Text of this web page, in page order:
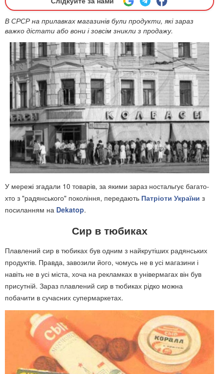
В СРСР на прилавках магазинів були продукти, які зараз
важко дістати або вони і зовсім зникли з продажу.
У мережі згадали 10 товарів, за якими зараз ностальгує багато-
хто з "радянського" покоління, передають Патріоти України з
посиланням на Dekatop.
Сир в тюбиках
Плавлений сир в тюбиках був одним з найкрутіших радянських
продуктів. Правда, завозили його, чомусь не в усі магазини і
навіть не в усі міста, хоча на рекламках в універмагах він був
присутній. Зараз плавлений сир в тюбиках рідко можна
побачити в сучасних супермаркетах.